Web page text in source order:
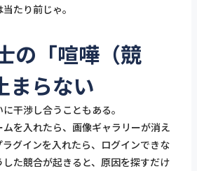
たり前じゃ。
の「喧嘩（競
まらない
干渉し合うこともある。
ムを入れたら、画像ギャラリーが消え
グインを入れたら、ログインできな
た競合が起きると、原因を探すだけ